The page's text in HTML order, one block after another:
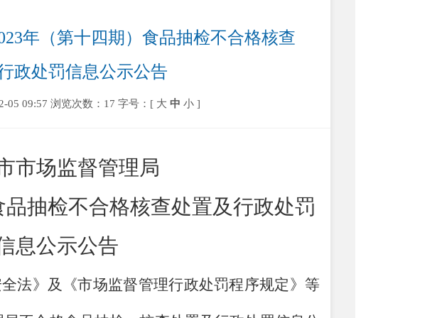
年（第十四期）食品抽检不合格核查
政处罚信息公示公告
05 09:57 浏览次数：17 字号：[ 大 中 小 ]
市场监督管理局
品抽检不合格核查处置及行政处罚
息公示公告
法》及《市场监督管理行政处罚程序规定》等